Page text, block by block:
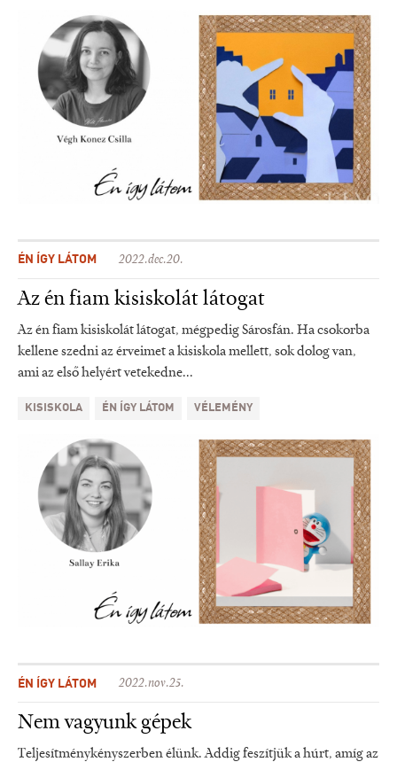
ÉN ÍGY LÁTOM 2022.dec.20.
Az én fiam kisiskolát látogat
Az én fiam kisiskolát látogat, mégpedig Sárosfán. Ha csokorba
kellene szedni az érveimet a kisiskola mellett, sok dolog van,
ami az első helyért vetekedne...
KISISKOLA ÉN ÍGY LÁTOM VÉLEMÉNY
ÉN ÍGY LÁTOM 2022.nov.25.
Nem vagyunk gépek
Teljesítménykényszerben élünk. Addig feszítjük a húrt, amíg az